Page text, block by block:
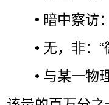
• 暗中察访
• 无，非：“
• 与某一物